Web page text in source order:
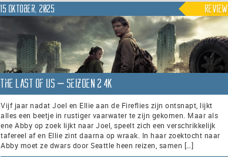
15 oktober, 2025 Review
The Last of Us – seizoen 2 4K
Vijf jaar nadat Joel en Ellie aan de Fireflies zijn ontsnapt, lijkt
alles een beetje in rustiger vaarwater te zijn gekomen. Maar als
ene Abby op zoek lijkt naar Joel, speelt zich een verschrikkelijk
tafereel af en Ellie zint daarna op wraak. In haar zoektocht naar
Abby moet ze dwars door Seattle heen reizen, samen […]